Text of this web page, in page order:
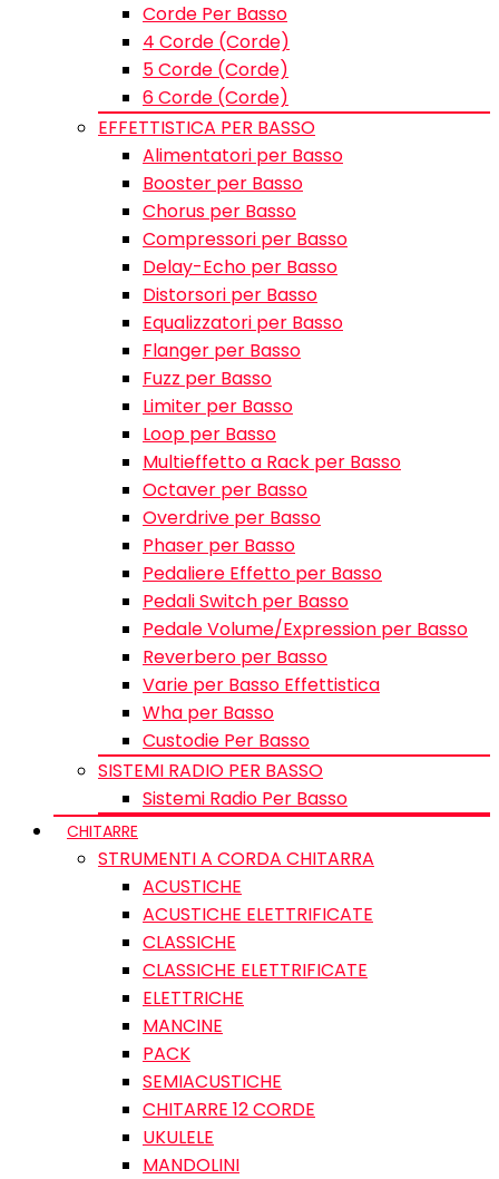
Corde Per Basso
4 Corde (Corde)
5 Corde (Corde)
6 Corde (Corde)
EFFETTISTICA PER BASSO
Alimentatori per Basso
Booster per Basso
Chorus per Basso
Compressori per Basso
Delay-Echo per Basso
Distorsori per Basso
Equalizzatori per Basso
Flanger per Basso
Fuzz per Basso
Limiter per Basso
Loop per Basso
Multieffetto a Rack per Basso
Octaver per Basso
Overdrive per Basso
Phaser per Basso
Pedaliere Effetto per Basso
Pedali Switch per Basso
Pedale Volume/Expression per Basso
Reverbero per Basso
Varie per Basso Effettistica
Wha per Basso
Custodie Per Basso
SISTEMI RADIO PER BASSO
Sistemi Radio Per Basso
CHITARRE
STRUMENTI A CORDA CHITARRA
ACUSTICHE
ACUSTICHE ELETTRIFICATE
CLASSICHE
CLASSICHE ELETTRIFICATE
ELETTRICHE
MANCINE
PACK
SEMIACUSTICHE
CHITARRE 12 CORDE
UKULELE
MANDOLINI